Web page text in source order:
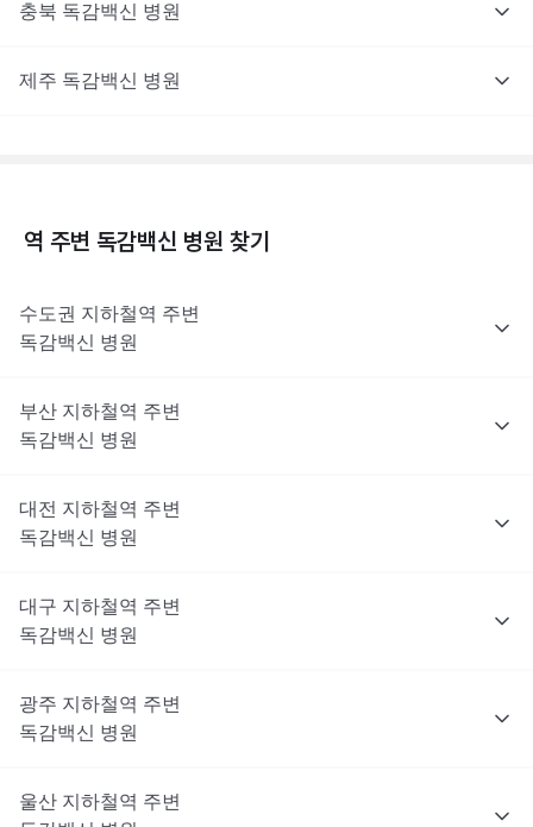
충북 독감백신 병원
제주 독감백신 병원
역 주변 독감백신 병원 찾기
수도권 지하철역 주변
독감백신
병원
부산 지하철역 주변
독감백신
병원
대전 지하철역 주변
독감백신
병원
대구 지하철역 주변
독감백신
병원
광주 지하철역 주변
독감백신
병원
울산 지하철역 주변